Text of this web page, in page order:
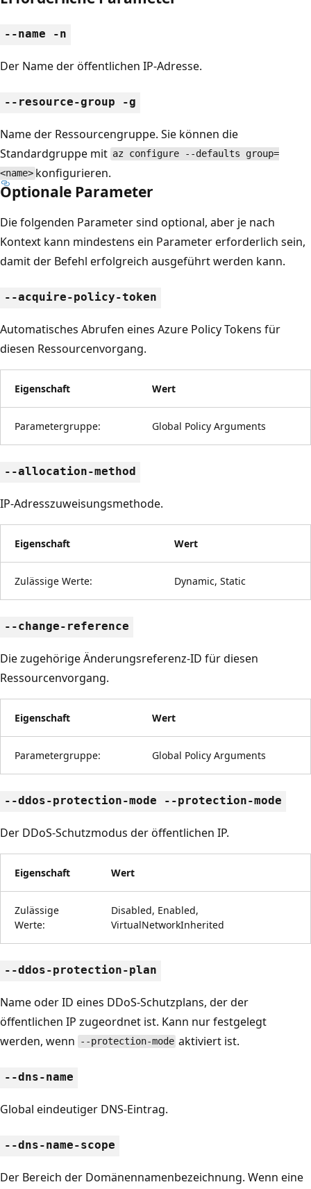
--name -n
Der Name der öffentlichen IP-Adresse.
--resource-group -g
Name der Ressourcengruppe. Sie können die
Standardgruppe mit az configure --defaults group=
<name> konfigurieren.
Optionale Parameter
Die folgenden Parameter sind optional, aber je nach
Kontext kann mindestens ein Parameter erforderlich sein,
damit der Befehl erfolgreich ausgeführt werden kann.
--acquire-policy-token
Automatisches Abrufen eines Azure Policy Tokens für
diesen Ressourcenvorgang.
Eigenschaft Wert
Parametergruppe: Global Policy Arguments
--allocation-method
IP-Adresszuweisungsmethode.
Eigenschaft Wert
Zulässige Werte: Dynamic, Static
--change-reference
Die zugehörige Änderungsreferenz-ID für diesen
Ressourcenvorgang.
Eigenschaft Wert
Parametergruppe: Global Policy Arguments
--ddos-protection-mode --protection-mode
Der DDoS-Schutzmodus der öffentlichen IP.
Eigenschaft Wert
Zulässige
Werte:
Disabled, Enabled,
VirtualNetworkInherited
--ddos-protection-plan
Name oder ID eines DDoS-Schutzplans, der der
öffentlichen IP zugeordnet ist. Kann nur festgelegt
werden, wenn
--protection-mode aktiviert ist.
--dns-name
Global eindeutiger DNS-Eintrag.
--dns-name-scope
Der Bereich der Domänennamenbezeichnung. Wenn eine